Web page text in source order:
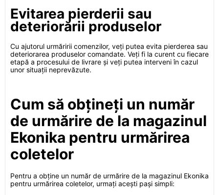
Evitarea pierderii sau
deteriorării produselor
Cu ajutorul urmăririi comenzilor, veți putea evita pierderea sau
deteriorarea produselor comandate. Veți fi la curent cu fiecare
etapă a procesului de livrare și veți putea interveni în cazul
unor situații neprevăzute.
Cum să obțineți un număr
de urmărire de la magazinul
Ekonika pentru urmărirea
coletelor
Pentru a obține un număr de urmărire de la magazinul Ekonika
pentru urmărirea coletelor, urmați acești pași simpli: